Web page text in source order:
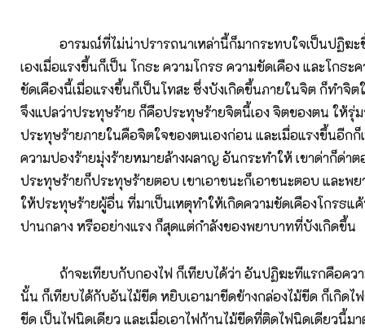
อารมณ์ที่ไม่น่าปรารถนาเหล่านี้ก็มากระทบใจเป็นปฏิฆะ
เองเมื่อแรงขึ้นก็เป็น โกธะ ความโกรธ ความขัดเคือง และโกธะ
ขัดเคืองนี้เมื่อแรงขึ้นก็เป็นโทสะ ซึ่งบังเกิดขึ้นภายในจิต ก็ทำจิต
จึงแปลว่าประทุษร้าย ก็คือประทุษร้ายจิตนี้เอง จิตของตน ให้รุ่
ประทุษร้ายภายในคือจิตใจของตนเองก่อน และเมื่อแรงขึ้นอีก
ความปองร้ายมุ่งร้ายหมายล้างผลาญ อันกระทำให้ เขาด่าก็ด่าต
ประทุษร้ายก็ประทุษร้ายตอบ เขาเอาชนะก็เอาชนะตอบ และพ
ให้ประทุษร้ายผู้อื่น ที่มาเป็นเหตุทำให้เกิดความขัดเคืองโกรธแค้
ปานกลาง หรืออย่างแรง ก็สุดแต่กำลังของพยาบาทที่บังเกิดขึ้น
ถ้าจะเทียบกับกองไฟ ก็เทียบได้ว่า อันปฏิฆะทีแรกคือควา
นั้น ก็เทียบได้กับอันไม้ขีด หยิบเอามาขีดข้างกล่องไม้ขีด ก็เกิดไ
ขีด เป็นไฟนิดเดียว และเมื่อเอาไฟก้านไม้ขีดที่ติดไฟนิดเดียวนี้ม